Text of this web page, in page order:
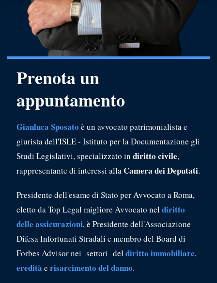
Prenota un
appuntamento
Gianluca Sposato è un avvocato patrimonialista e
giurista dell'ISLE - Istituto per la Documentazione gli
Studi Legislativi, specializzato in diritto civile,
rappresentante di interessi allaCamera dei Deputati.
Presidente dell'esame di Stato per Avvocato a Roma,
eletto da Top Legal migliore Avvocato neldiritto
delle assicurazioni, è Presidente dell'Associazione
Difesa Infortunati Stradali e membro del Board di
Forbes Advisor nei settori deldiritto immobiliare,
eredità e risarcimento del danno.